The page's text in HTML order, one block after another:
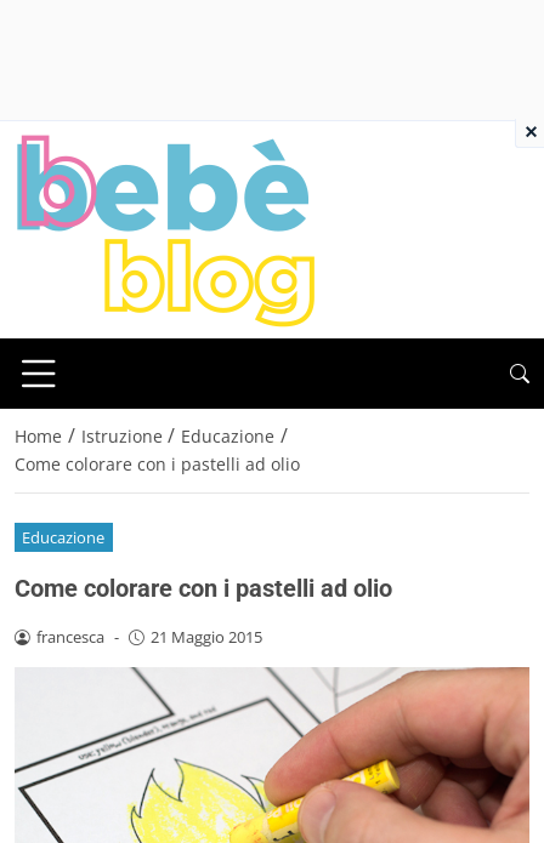
Home / Istruzione / Educazione /
Come colorare con i pastelli ad olio
Educazione
Come colorare con i pastelli ad olio
francesca - 21 Maggio 2015
×